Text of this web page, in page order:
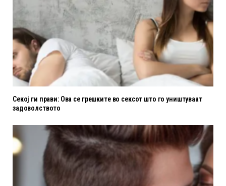
Секој ги прави: Ова се грешките во сексот што го уништуваат
задоволството